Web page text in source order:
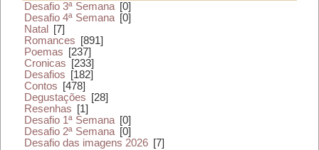
Desafio 3ª Semana [0]
Desafio 4ª Semana [0]
Natal
[7]
Romances
[891]
Poemas
[237]
Cronicas
[233]
Desafios
[182]
Contos
[478]
Degustações
[28]
Resenhas
[1]
Desafio 1ª Semana [0]
Desafio 2ª Semana [0]
Desafio das imagens 2026 [7]